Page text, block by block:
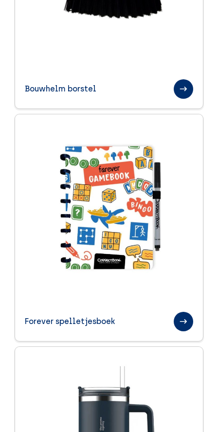
Bouwhelm borstel
Forever spelletjesboek